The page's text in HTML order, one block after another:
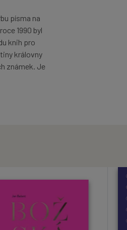
písma na
1990 byl
knih pro
královny
známek. Je